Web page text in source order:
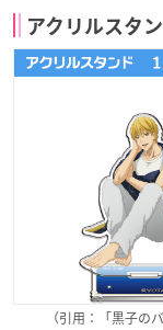
アクリルスタ
（引用：「黒子の